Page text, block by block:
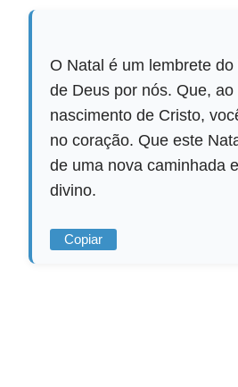
O Natal é um lembrete
de Deus por nós. Que,
nascimento de Cristo,
no coração. Que este
de uma nova caminhada
divino.
Copiar